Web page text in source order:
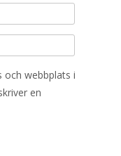
och webbplats i
en